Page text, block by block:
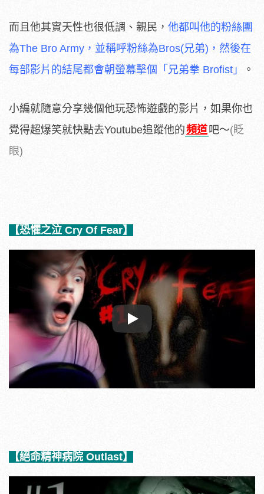
而且他其實天性也很低調、親民， 他都叫他的粉絲團
為The Bro Army，並稱呼粉絲為Bros(兄弟)，然後在
每部影片的結尾都會朝螢幕擊個「兄弟拳 Brofist」
。
小編就隨意分享幾個他玩恐怖遊戲的影片，如果你也
覺得超爆笑就快點去Youtube追蹤他的頻道吧～(眨
眼)
【恐懼之泣 Cry Of Fear】
Play
【絕命精神病院 Outlast】